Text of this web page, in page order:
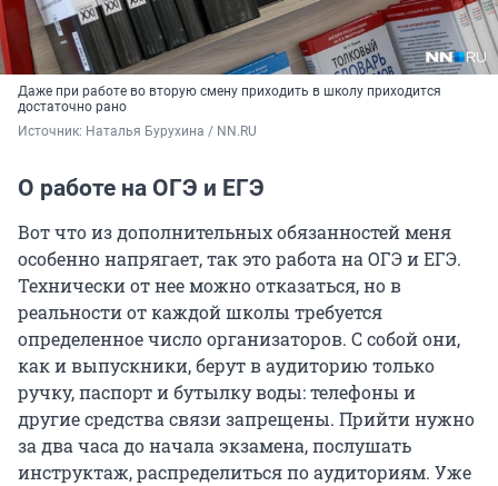
Даже при работе во вторую смену приходить в школу приходится
достаточно рано
Источник: Наталья Бурухина / NN.RU
О работе на ОГЭ и ЕГЭ
Вот что из дополнительных обязанностей меня
особенно напрягает, так это работа на ОГЭ и ЕГЭ.
Технически от нее можно отказаться, но в
реальности от каждой школы требуется
определенное число организаторов. С собой они,
как и выпускники, берут в аудиторию только
ручку, паспорт и бутылку воды: телефоны и
другие средства связи запрещены. Прийти нужно
за два часа до начала экзамена, послушать
инструктаж, распределиться по аудиториям. Уже